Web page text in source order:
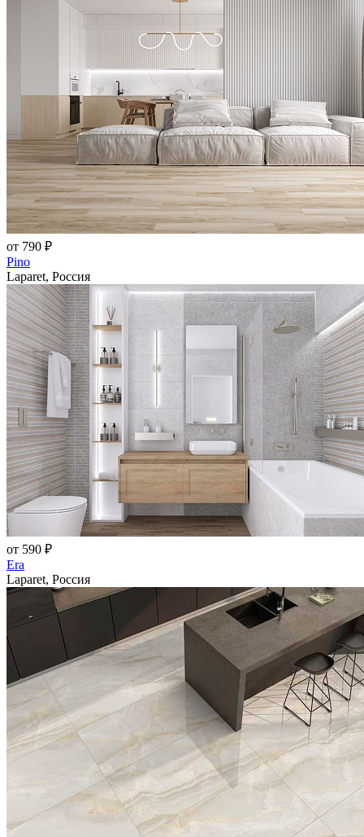
от 790 ₽
Pino
Laparet, Россия
от 590 ₽
Era
Laparet, Россия